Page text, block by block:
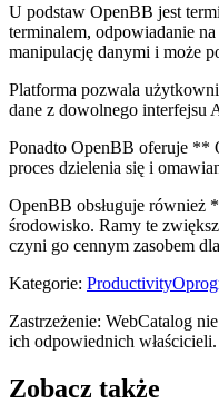
U podstaw OpenBB jest
terminalem, odpowiadanie
manipulację danymi i może
Platforma pozwala
dane z dowolnego interfejsu
Ponadto OpenBB oferuje **
proces dzielenia się i
OpenBB obsługuje również
środowisko. Ramy te
czyni go cennym zasobem
Kategorie: Productivity
Zastrzeżenie: WebCatalog
ich odpowiednich właścicieli.
Zobacz także